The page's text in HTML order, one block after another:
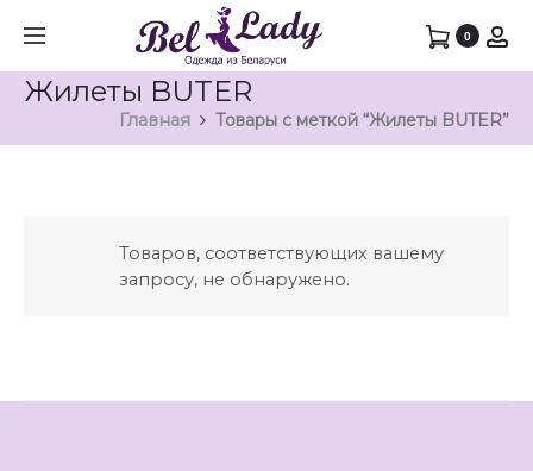
0
Жилеты BUTER
Главная Товары с меткой “Жилеты BUTER”
Товаров, соответствующих вашему
запросу, не обнаружено.